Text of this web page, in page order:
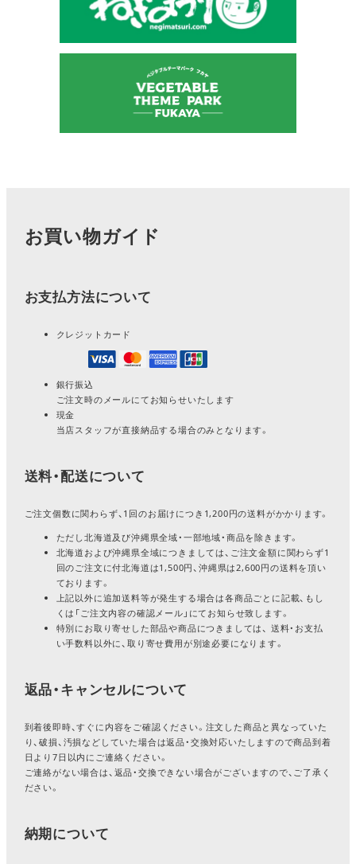
お買い物ガイド
お支払方法について
クレジットカード
銀行振込
ご注文時のメールにてお知らせいたします
現金
当店スタッフが直接納品する場合のみとなります。
送料・配送について
ご注文個数に関わらず、1回のお届けにつき1,200円の送料がかかります。
ただし北海道及び沖縄県全域・一部地域・商品を除きます。
北海道および沖縄県全域につきましては、ご注文金額に関わらず1
回のご注文に付北海道は1,500円、沖縄県は2,600円の送料を頂い
ております。
上記以外に追加送料等が発生する場合は各商品ごとに記載、もし
くは「ご注文内容の確認メール」にてお知らせ致します。
特別にお取り寄せした部品や商品につきましては、 送料・お支払
い手数料以外に、取り寄せ費用が別途必要になります。
返品・キャンセルについて
到着後即時、すぐに内容をご確認ください。注文した商品と異なっていた
り、破損、汚損などしていた場合は返品・交換対応いたしますので商品到着
日より7日以内にご連絡ください。
ご連絡がない場合は、返品・交換できない場合がございますので、ご了承く
ださい。
納期について